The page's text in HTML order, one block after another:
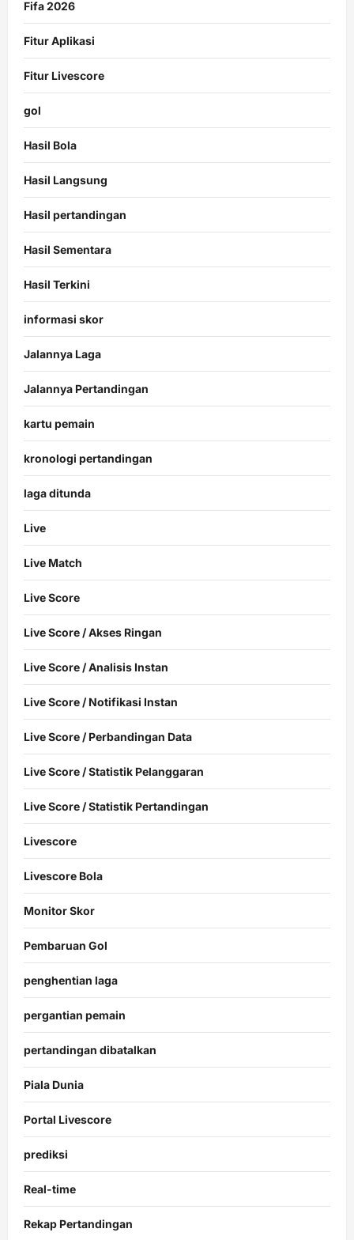
Fifa 2026
Fitur Aplikasi
Fitur Livescore
gol
Hasil Bola
Hasil Langsung
Hasil pertandingan
Hasil Sementara
Hasil Terkini
informasi skor
Jalannya Laga
Jalannya Pertandingan
kartu pemain
kronologi pertandingan
laga ditunda
Live
Live Match
Live Score
Live Score / Akses Ringan
Live Score / Analisis Instan
Live Score / Notifikasi Instan
Live Score / Perbandingan Data
Live Score / Statistik Pelanggaran
Live Score / Statistik Pertandingan
Livescore
Livescore Bola
Monitor Skor
Pembaruan Gol
penghentian laga
pergantian pemain
pertandingan dibatalkan
Piala Dunia
Portal Livescore
prediksi
Real-time
Rekap Pertandingan